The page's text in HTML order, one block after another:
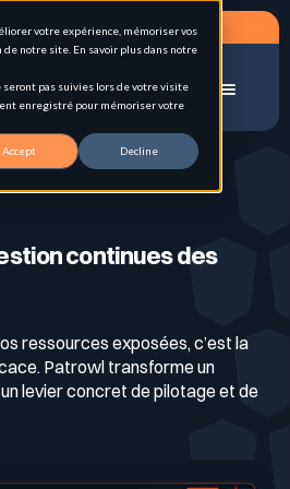
votre expérience, mémoriser vos
notre site. En savoir plus dans notre
pas suivies lors de votre visite
enregistré pour mémoriser votre
Accept Decline
d'attaque externe (EASM)
en continu
un RDV
Menu
& Inventory Management
continues des
ressources exposées, c’est la
Patrowl transforme un
levier concret de pilotage et de